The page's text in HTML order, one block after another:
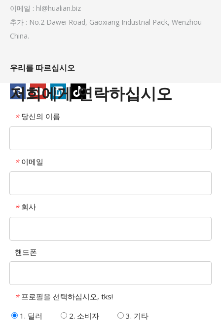
이메일 : hl@hualian.biz
추가 : No.2 Dawei Road, Gaoxiang Industrial Pack, Wenzhou
China.
우리를 따르십시오
저희에게 연락하십시오
* 당신의 이름
* 이메일
* 회사
핸드폰
* 프로필을 선택하십시오, tks!
1. 딜러
2. 소비자 3. 기타